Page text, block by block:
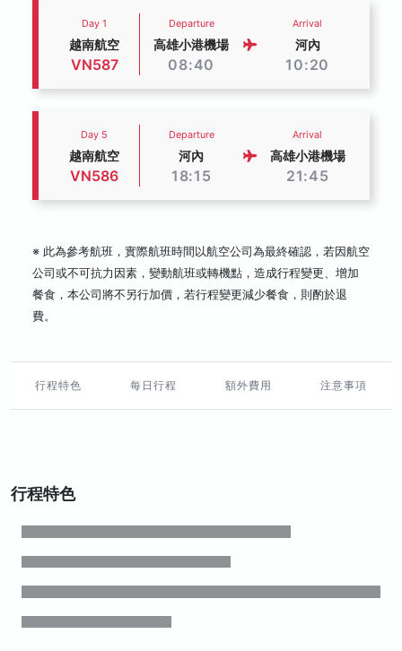
Day 1
越南航空
VN587
Departure
高雄小港機場
08:40
Arrival
河內
10:20
Day 5
越南航空
VN586
Departure
河內
18:15
Arrival
高雄小港機場
21:45
※ 此為參考航班，實際航班時間以航空公司為最終確認，若因航空
公司或不可抗力因素，變動航班或轉機點，造成行程變更、增加
餐食，本公司將不另行加價，若行程變更減少餐食，則酌於退
費。
行程特色 每日行程 額外費用 注意事項
行程特色